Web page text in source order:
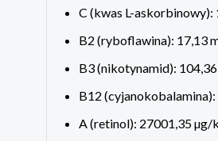
C (kwas L-
B2 (ryboflawina): 17,13
B3 (nikotynamid):
B12
A (retinol): 27001,35 µg/